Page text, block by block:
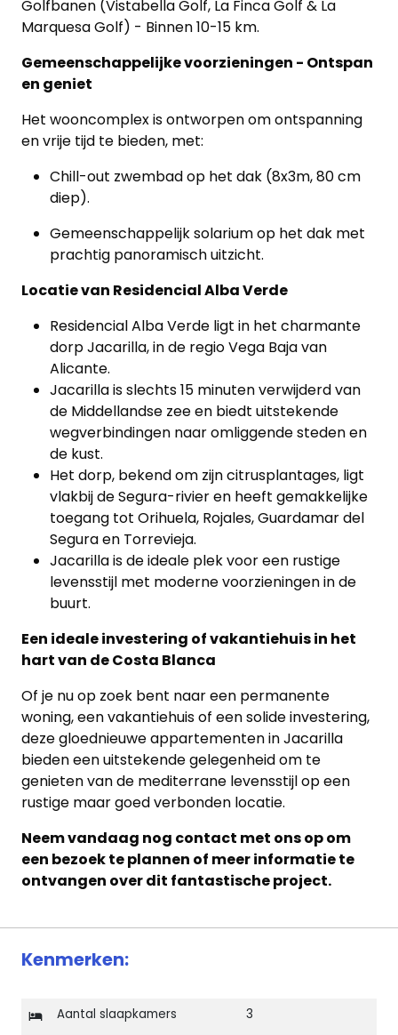
Golfbanen (Vistabella Golf, La Finca Golf & La
Marquesa Golf) - Binnen 10-15 km.
Gemeenschappelijke voorzieningen - Ontspan
en geniet
Het wooncomplex is ontworpen om ontspanning
en vrije tijd te bieden, met:
Chill-out zwembad op het dak (8x3m, 80 cm
diep).
Gemeenschappelijk solarium op het dak met
prachtig panoramisch uitzicht.
Locatie van Residencial Alba Verde
Residencial Alba Verde ligt in het charmante
dorp Jacarilla, in de regio Vega Baja van
Alicante.
Jacarilla is slechts 15 minuten verwijderd van
de Middellandse zee en biedt uitstekende
wegverbindingen naar omliggende steden en
de kust.
Het dorp, bekend om zijn citrusplantages, ligt
vlakbij de Segura-rivier en heeft gemakkelijke
toegang tot Orihuela, Rojales, Guardamar del
Segura en Torrevieja.
Jacarilla is de ideale plek voor een rustige
levensstijl met moderne voorzieningen in de
buurt.
Een ideale investering of vakantiehuis in het
hart van de Costa Blanca
Of je nu op zoek bent naar een permanente
woning, een vakantiehuis of een solide investering,
deze gloednieuwe appartementen in Jacarilla
bieden een uitstekende gelegenheid om te
genieten van de mediterrane levensstijl op een
rustige maar goed verbonden locatie.
Neem vandaag nog contact met ons op om
een bezoek te plannen of meer informatie te
ontvangen over dit fantastische project.
Kenmerken:
Aantal slaapkamers 3